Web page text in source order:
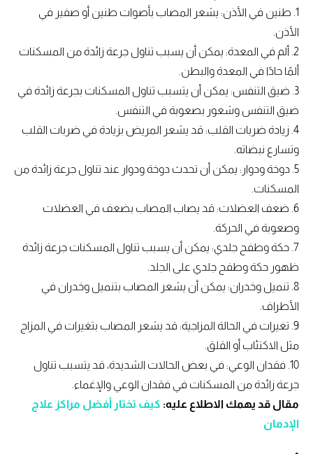
1. طنين في الأذن: يشعر المصاب بأصوات طنين أو صفير في
الأذن.
2. ألم في المعدة: يمكن أن يسبب تناول جرعة زائدة من المسكنات
ألمًا حادًا في المعدة والبطن.
3. ضيق التنفس: يمكن أن يتسبب تناول المسكنات بجرعة زائدة في
ضيق التنفس وشعور بصعوبة في التنفس.
4. زيادة ضربات القلب: قد يشعر المريض بزيادة في ضربات القلب
وتسارع نبضاته.
5. دوخة ودوار: يمكن أن تحدث دوخة ودوار عند تناول جرعة زائدة من
المسكنات.
6. ضعف العضلات: قد يصاب المصاب بضعف في العضلات
وصعوبة في الحركة.
7. حكة وطفح جلدي: يمكن أن يسبب تناول المسكنات جرعة زائدة
ظهور حكة وطفح جلدي على الجلد.
8. تنميل وخدران: يمكن أن يشعر المصاب بتنميل وخدران في
الأطراف.
9. تغيرات في الحالة المزاجية: قد يشعر المصاب بتغيرات في المزاج
مثل الاكتئاب أو القلق.
10. فقدان الوعي: في بعض الحالات الشديدة، قد يتسبب تناول
جرعة زائدة من المسكنات في فقدان الوعي والإغماء.
مقال قد يهمك الاطلاع عليه:كيف تختار أفضل مراكز علاج
الإدمان